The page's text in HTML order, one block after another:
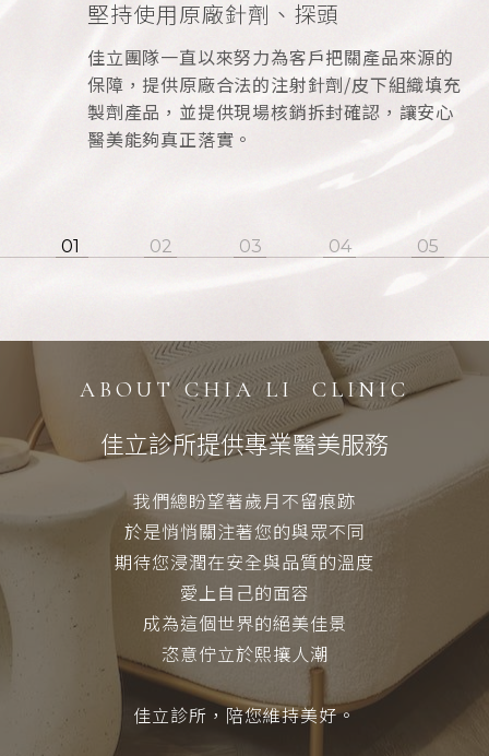
堅持使用原廠針劑、探頭
佳立團隊一直以來努力為客戶把關產品來源的
保障，提供原廠合法的注射針劑/皮下組織填充
製劑產品，並提供現場核銷拆封確認，讓安心
醫美能夠真正落實。
執業十年以上專業醫師施作
執行診療之醫師及跟診協助人員，均定期受內
外部之教育訓練、積極參與研討會，以期許提
供專業之美容醫學服務。
醫學美容品質協會認證
榮獲衛福部【診所醫學美容品質認證】為您的
安全把關。「優質，讓人安全放心、專業的醫
療保證」，打造更完善的美容醫學醫療環境。
完整服務，舒緩緊繃
術前後完整服務，洗卸、敷麻、術後舒緩，期
待時常緊繃的你能在佳立獲得真的放鬆。
1 2 3 4 5
ABOUT CHIA LI CLINIC
佳立診所提供專業醫美服務
我們總盼望著歲月不留痕跡
於是悄悄關注著您的與眾不同
期待您浸潤在安全與品質的溫度
愛上自己的面容
成為這個世界的絕美佳景
恣意佇立於熙攘人潮
佳立診所，陪您維持美好。